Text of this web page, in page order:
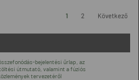
1 2 Következő
bejelentési űrlap, az
útmutató, valamint a fúziós
tervezetéről